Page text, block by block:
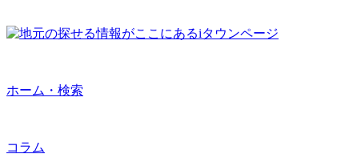
ホーム・検索
コラム